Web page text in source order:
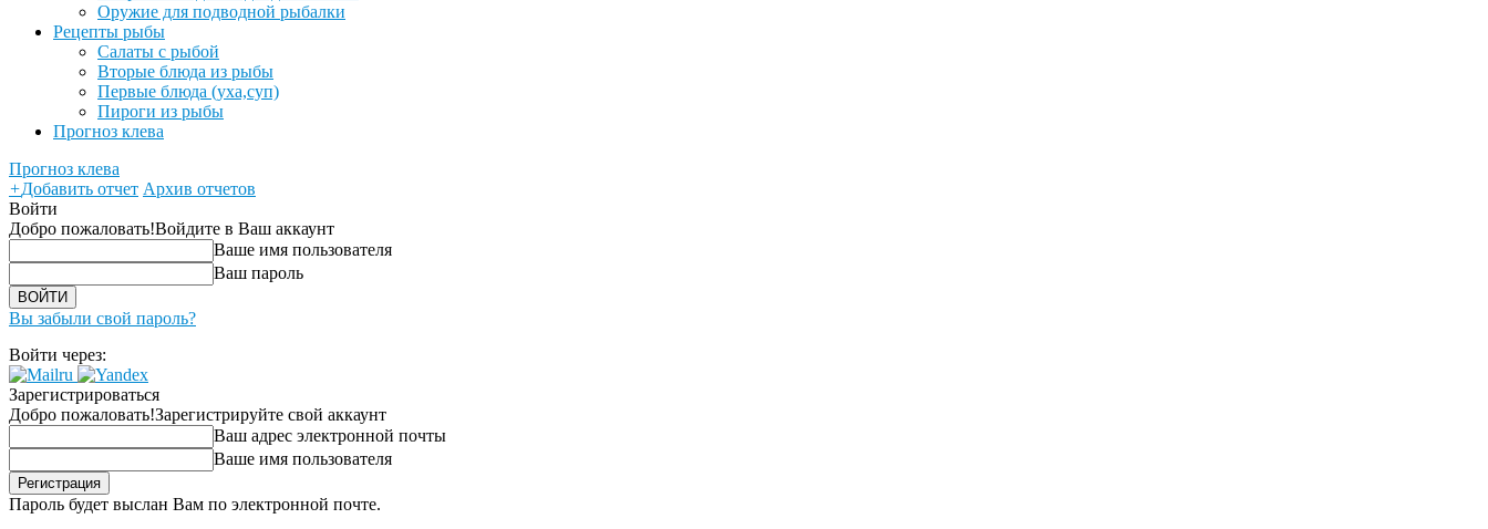
Оружие для подводной рыбалки
Рецепты рыбы
Салаты с рыбой
Вторые блюда из рыбы
Первые блюда (уха,суп)
Пироги из рыбы
Прогноз клева
Прогноз клева
+Добавить отчет Архив отчетов
Войти
Добро пожаловать!Войдите в Ваш аккаунт
Ваше имя пользователя
Ваш пароль
Вы забыли свой пароль?
Войти через:
Зарегистрироваться
Добро пожаловать!Зарегистрируйте свой аккаунт
Ваш адрес электронной почты
Ваше имя пользователя
Пароль будет выслан Вам по электронной почте.